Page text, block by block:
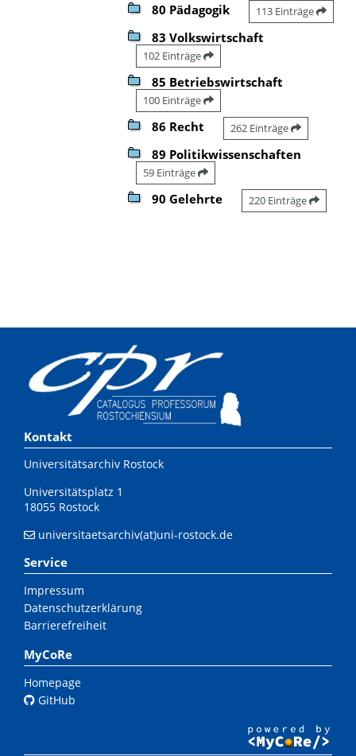
80 Pädagogik 113 Einträge
83 Volkswirtschaft
102 Einträge
85 Betriebswirtschaft
100 Einträge
86 Recht 262 Einträge
89 Politikwissenschaften
59 Einträge
90 Gelehrte 220 Einträge
Kontakt
Universitätsarchiv Rostock
Universitätsplatz 1
18055 Rostock
universitaetsarchiv(at)uni-rostock.de
Service
Impressum
Datenschutzerklärung
Barrierefreiheit
MyCoRe
Homepage
GitHub